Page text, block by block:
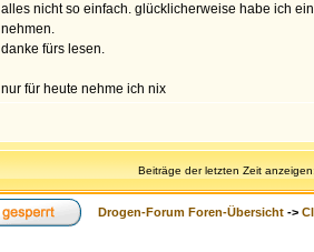
alles nicht so einfach. glücklicherweise habe ich
nehmen.
danke fürs lesen.
nur für heute nehme ich nix
Beiträge der letzten Zeit
Drogen-Forum Foren-Übersicht ->